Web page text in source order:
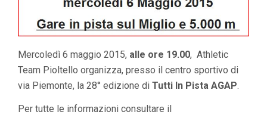
Mercoledì 6 maggio 2015, alle ore 19.00, Athletic
Team Pioltello organizza, presso il centro sportivo di
via Piemonte, la 28° edizione di Tutti In Pista AGAP.
Per tutte le informazioni consultare il